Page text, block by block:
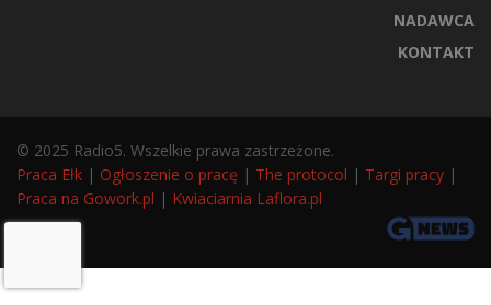
NADAWCA
KONTAKT
© 2025 Radio5. Wszelkie prawa zastrzeżone.
Praca Ełk | Ogłoszenie o pracę | The protocol | Targi pracy |
Praca na Gowork.pl | Kwiaciarnia Laflora.pl